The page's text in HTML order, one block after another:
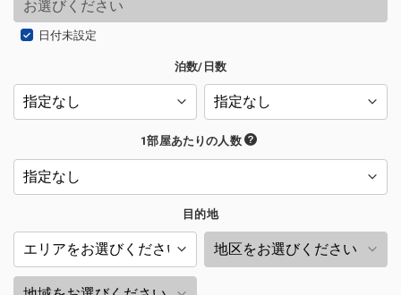
日付未設定
泊数/日数
1部屋あたりの人数
目的地